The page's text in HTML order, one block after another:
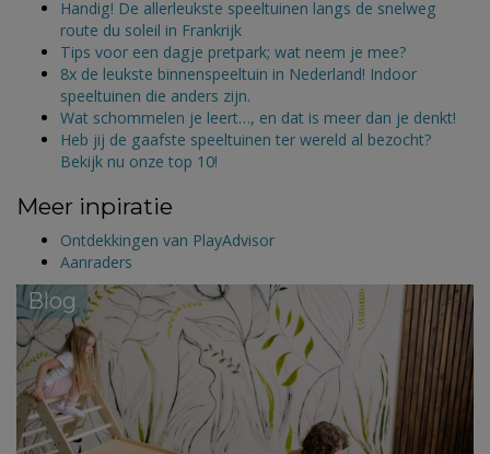
Handig! De allerleukste speeltuinen langs de snelweg
route du soleil in Frankrijk
Tips voor een dagje pretpark; wat neem je mee?
8x de leukste binnenspeeltuin in Nederland! Indoor
speeltuinen die anders zijn.
Wat schommelen je leert…, en dat is meer dan je denkt!
Heb jij de gaafste speeltuinen ter wereld al bezocht?
Bekijk nu onze top 10!
Meer inpiratie
Ontdekkingen van PlayAdvisor
Aanraders
Blog